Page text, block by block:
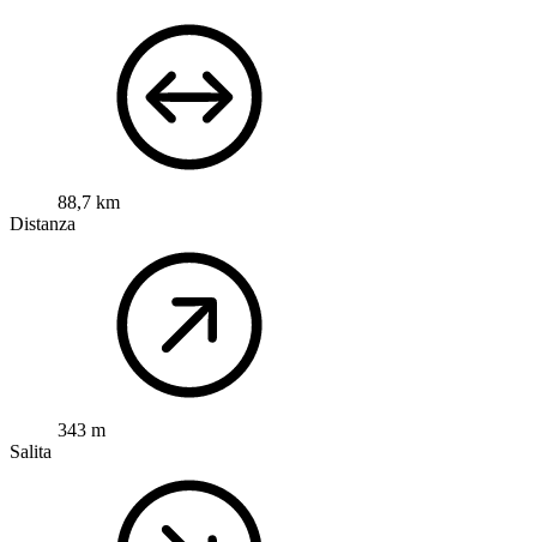
88,7 km
Distanza
343 m
Salita